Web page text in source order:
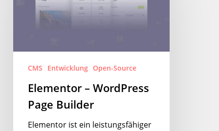
CMS Entwicklung Open-Source
Elementor – WordPress
Page Builder
Elementor ist ein leistungsfähiger